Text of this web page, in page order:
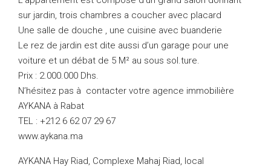
sur jardin, trois chambres a coucher avec placard
Une salle de douche , une cuisine avec buanderie
Le rez de jardin est dite aussi d’un garage pour une
voiture et un débat de 5 M² au sous sol.ture.
Prix : 2.000.000 Dhs.
N’hésitez pas à contacter votre agence immobilière
AYKANA à Rabat
TEL : +212 6 62 07 29 67
www.aykana.ma
AYKANA Hay Riad, Complexe Mahaj Riad, local